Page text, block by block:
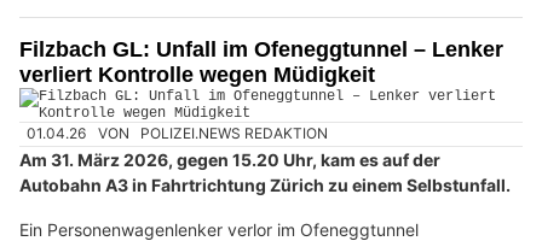
Filzbach GL: Unfall im Ofeneggtunnel – Lenker
verliert Kontrolle wegen Müdigkeit
01.04.26 VON POLIZEI.NEWS REDAKTION
Am 31. März 2026, gegen 15.20 Uhr, kam es auf der
Autobahn A3 in Fahrtrichtung Zürich zu einem Selbstunfall.
Ein Personenwagenlenker verlor im Ofeneggtunnel